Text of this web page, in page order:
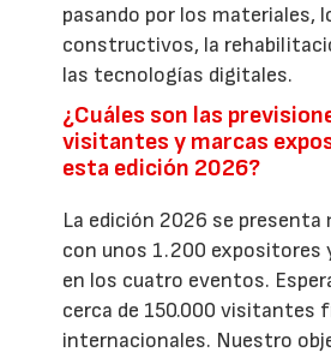
pasando por los materiales,
constructivos, la
las tecnologías digitales.
¿Cuáles son las
visitantes y marcas
esta edición 2026?
La edición 2026 se presenta
con unos 1.200 expositores
en los cuatro eventos.
cerca de 150.000 visitantes
internacionales. Nuestro